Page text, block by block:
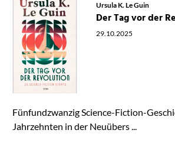
Ursula K. Le Guin
Der Tag vor der
29.10.2025
Fünfundzwanzig Science-Fiction-
Jahrzehnten in der Neuübers ...